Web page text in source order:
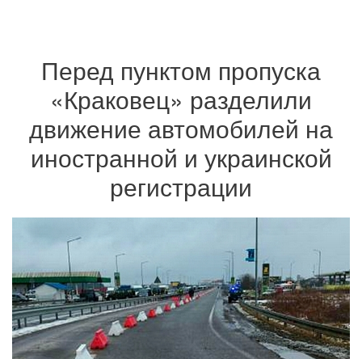
Перед пунктом пропуска
«Краковец» разделили
движение автомобилей на
иностранной и украинской
регистрации